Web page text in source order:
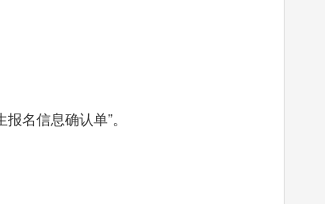
名信息确认单”。